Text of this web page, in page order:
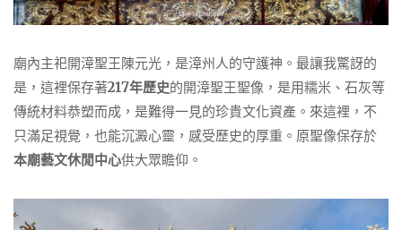
廟內主祀開漳聖王陳元光，是漳州人的守護神。最讓我驚訝的
是，這裡保存著217年歷史的開漳聖王聖像，是用糯米、石灰等
傳統材料恭塑而成，是難得一見的珍貴文化資產。來這裡，不
只滿足視覺，也能沉澱心靈，感受歷史的厚重。原聖像保存於
本廟藝文休閒中心供大眾瞻仰。